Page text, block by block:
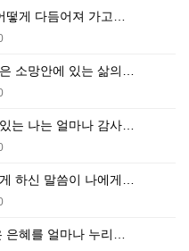
떻게 다듬어져 가고…
소망안에 있는 삶의…
는 나는 얼마나 감사…
하신 말씀이 나에게…
은혜를 얼마나 누리…